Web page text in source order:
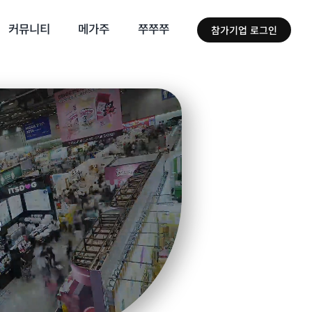
커뮤니티 메가주 쭈쭈쭈 참가기업 로그인